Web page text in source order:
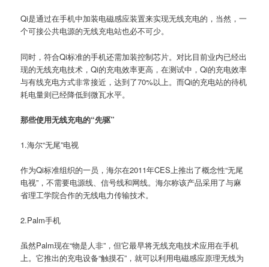
Qi是通过在手机中加装电磁感应装置来实现无线充电的，当然，一
个可接公共电源的无线充电站也必不可少。
同时，符合Qi标准的手机还需加装控制芯片。对比目前业内已经出
现的无线充电技术，Qi的充电效率更高，在测试中，Qi的充电效率
与有线充电方式非常接近，达到了70%以上。而Qi的充电站的待机
耗电量则已经降低到微瓦水平。
那些使用无线充电的“先驱”
1.海尔“无尾”电视
作为Qi标准组织的一员，海尔在2011年CES上推出了概念性“无尾
电视”，不需要电源线、信号线和网线。海尔称该产品采用了与麻
省理工学院合作的无线电力传输技术。
2.Palm手机
虽然Palm现在“物是人非”，但它最早将无线充电技术应用在手机
上。它推出的充电设备“触摸石”，就可以利用电磁感应原理无线为